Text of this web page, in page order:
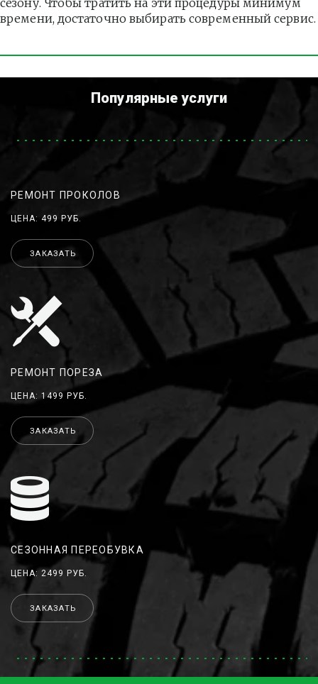
сезону. Чтобы тратить на эти процедуры минимум
времени, достаточно выбирать современный сервис.
Популярные услуги
РЕМОНТ ПРОКОЛОВ
ЦЕНА: 499 РУБ.
ЗАКАЗАТЬ
РЕМОНТ ПОРЕЗА
ЦЕНА: 1499 РУБ.
ЗАКАЗАТЬ
СЕЗОННАЯ ПЕРЕОБУВКА
ЦЕНА: 2499 РУБ.
ЗАКАЗАТЬ